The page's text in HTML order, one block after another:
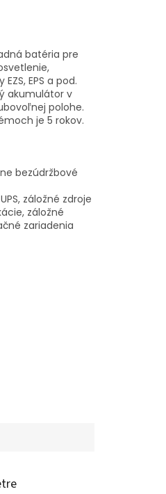
batéria pre
EPS a pod.
akumulátor v
polohe.
je 5 rokov.
bezúdržbové
záložné zdroje
záložné
zariadenia